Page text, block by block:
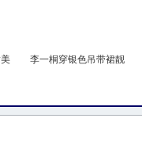
李一桐穿银色吊带裙靓